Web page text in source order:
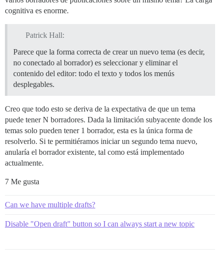
cognitiva es enorme.
Patrick Hall:
Parece que la forma correcta de crear un nuevo tema (es decir,
no conectado al borrador) es seleccionar y eliminar el
contenido del editor: todo el texto y todos los menús
desplegables.
Creo que todo esto se deriva de la expectativa de que un tema
puede tener N borradores. Dada la limitación subyacente donde los
temas solo pueden tener 1 borrador, esta es la única forma de
resolverlo. Si te permitiéramos iniciar un segundo tema nuevo,
anularía el borrador existente, tal como está implementado
actualmente.
7 Me gusta
Can we have multiple drafts?
Disable "Open draft" button so I can always start a new topic